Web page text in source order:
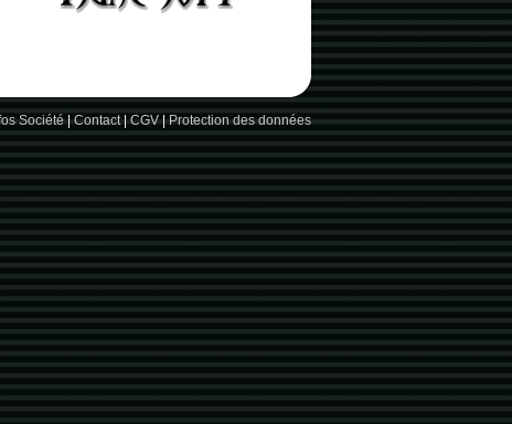
Société|Contact|CGV|Protection des données